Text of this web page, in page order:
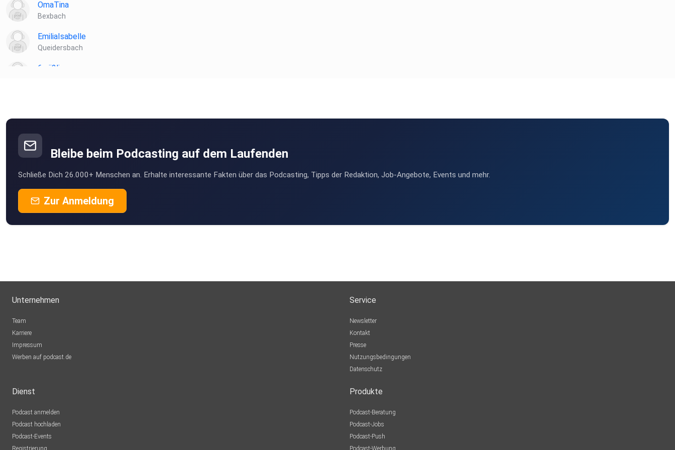
OmaTina
Bexbach
EmiliaIsabelle
Queidersbach
6zrii2li
ieyidlhu
Bleibe beim Podcasting auf dem Laufenden
Schließe Dich 26.000+ Menschen an. Erhalte interessante Fakten über das Podcasting, Tipps der Redaktion, Job-Angebote, Events und mehr.
Zur Anmeldung
Unternehmen
Team
Karriere
Impressum
Werben auf podcast.de
Service
Newsletter
Kontakt
Presse
Nutzungsbedingungen
Datenschutz
Dienst
Podcast anmelden
Podcast hochladen
Podcast-Events
Registrierung
Produkte
Podcast-Beratung
Podcast-Jobs
Podcast-Push
Podcast-Werbung